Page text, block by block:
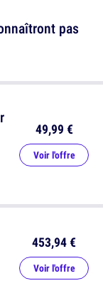
49,99 €
Voir l'offre
pas
453,94 €
Voir l'offre